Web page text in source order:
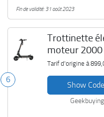
Fin de validité: 31 août 2023
6
Trottinette
moteur 2000
Tarif d'origine à
Show Code